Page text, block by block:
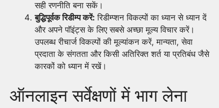
सही रणनीति बना सकें।
बुद्धिपूर्वक रिडीम्प करें: रिडीम्प्शन विकल्पों का ध्यान से ध्यान दें
और अपने पॉइंट्स के लिए सबसे अच्छा मूल्य विचार करें।
उपलब्ध रीचार्ज विकल्पों की मूल्यांकन करें, मान्यता, सेवा
प्रदाता के संगतता और किसी अतिरिक्त शर्त या प्रतिबंध जैसे
कारकों को ध्यान में रखें।
ऑनलाइन सर्वेक्षणों में भाग लेना